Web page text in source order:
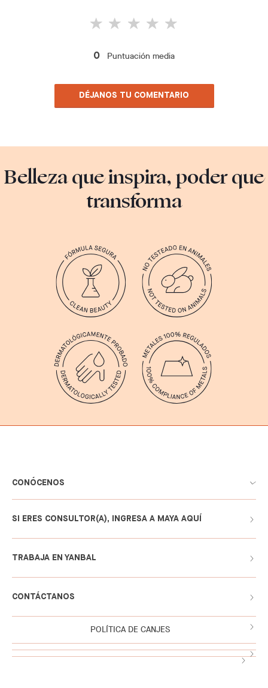
0 Puntuación media
DÉJANOS TU COMENTARIO
Belleza que inspira, poder que
transforma
CONÓCENOS
SI ERES CONSULTOR(A), INGRESA A MAYA AQUÍ
TRABAJA EN YANBAL
CONTÁCTANOS
POLÍTICA DE CANJES